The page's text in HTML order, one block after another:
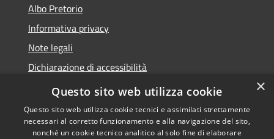
Albo Pretorio
Informativa privacy
Note legali
Dichiarazione di accessibilità
Area riservata dipendenti
×
Questo sito web utilizza cookie
Questo sito web utilizza cookie tecnici e assimilati strettamente
necessari al corretto funzionamento e alla navigazione del sito,
nonché un cookie tecnico analitico al solo fine di elaborare